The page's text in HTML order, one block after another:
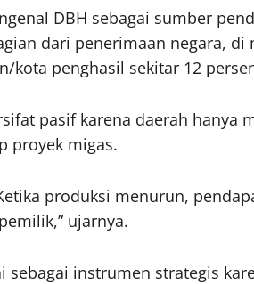
DBH sebagai sumber
dari penerimaan negara, di
kota penghasil sekitar 12
pasif karena daerah hanya
proyek migas.
produksi menurun,
ujarnya.
sebagai instrumen strategis